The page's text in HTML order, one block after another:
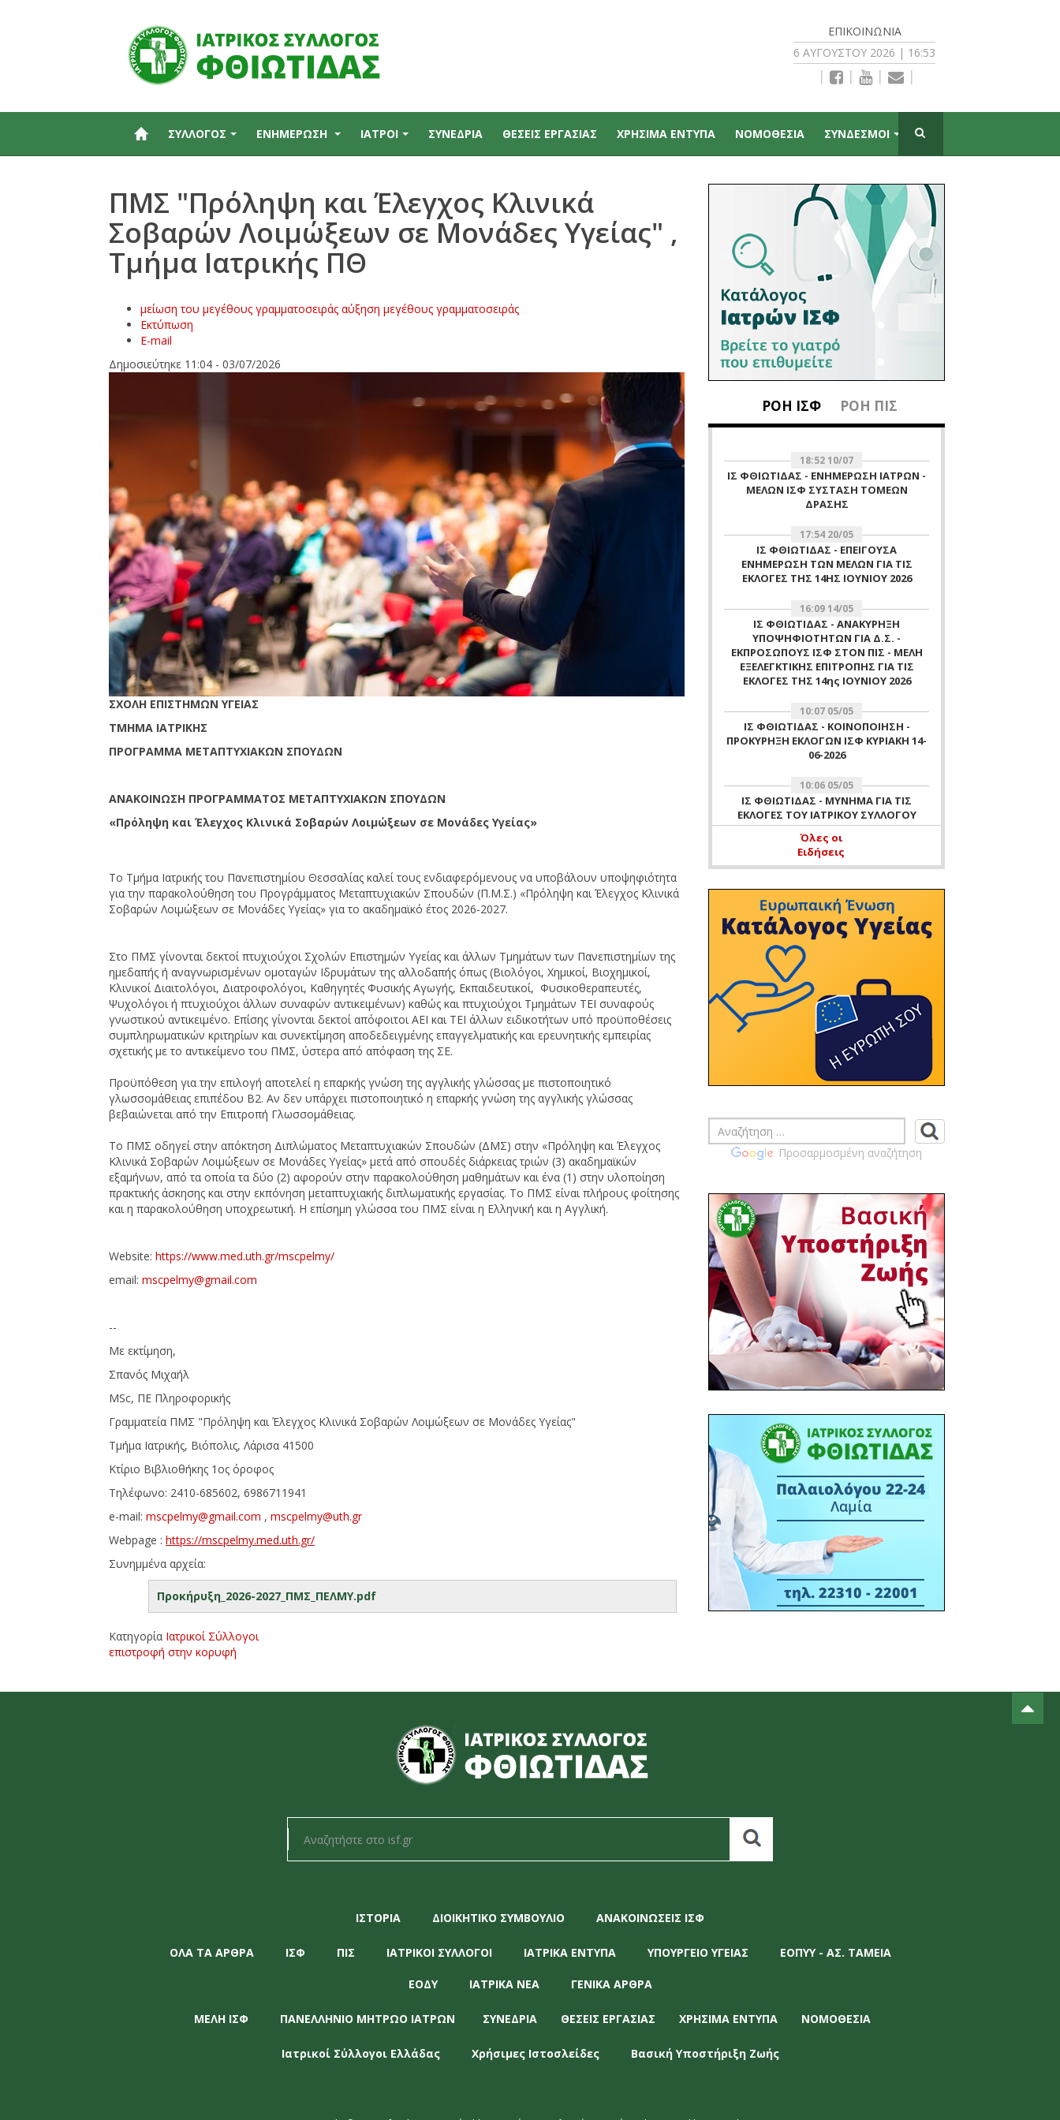
ΕΠΙΚΟΙΝΩΝΊΑ
6 ΑΥΓΟΎΣΤΟΥ 2026 | 16:53
| | | |
ΣΥΛΛΟΓΟΣ ΕΝΗΜΕΡΩΣΗ ΙΑΤΡΟΙ ΣΥΝΕΔΡΙΑ ΘΕΣΕΙΣ ΕΡΓΑΣΙΑΣ ΧΡΗΣΙΜΑ ΕΝΤΥΠΑ ΝΟΜΟΘΕΣΙΑ ΣΥΝΔΕΣΜΟΙ
ΠΜΣ "Πρόληψη και Έλεγχος Κλινικά
Σοβαρών Λοιμώξεων σε Μονάδες Υγείας" ,
Τμήμα Ιατρικής ΠΘ
μείωση του μεγέθους γραμματοσειράς αύξηση μεγέθους γραμματοσειράς
Εκτύπωση
E-mail
Δημοσιεύτηκε 11:04 - 03/07/2026
ΣΧΟΛΗ ΕΠΙΣΤΗΜΩΝ ΥΓΕΙΑΣ
ΤΜΗΜΑ ΙΑΤΡΙΚΗΣ
ΠΡΟΓΡΑΜΜΑ ΜΕΤΑΠΤΥΧΙΑΚΩΝ ΣΠΟΥΔΩΝ
ΑΝΑΚΟΙΝΩΣΗ ΠΡΟΓΡΑΜΜΑΤΟΣ ΜΕΤΑΠΤΥΧΙΑΚΩΝ ΣΠΟΥΔΩΝ
«Πρόληψη και Έλεγχος Κλινικά Σοβαρών Λοιμώξεων σε Μονάδες Υγείας»
Το Τμήμα Ιατρικής του Πανεπιστημίου Θεσσαλίας καλεί τους ενδιαφερόμενους να υποβάλουν υποψηφιότητα
για την παρακολούθηση του Προγράμματος Μεταπτυχιακών Σπουδών (Π.Μ.Σ.) «Πρόληψη και Έλεγχος Κλινικά
Σοβαρών Λοιμώξεων σε Μονάδες Υγείας» για το ακαδημαϊκό έτος 2026-2027.
Στο ΠΜΣ γίνονται δεκτοί πτυχιούχοι Σχολών Επιστημών Υγείας και άλλων Τμημάτων των Πανεπιστημίων της
ημεδαπής ή αναγνωρισμένων ομοταγών Ιδρυμάτων της αλλοδαπής όπως (Βιολόγοι, Χημικοί, Βιοχημικοί,
Κλινικοί Διαιτολόγοι, Διατροφολόγοι, Καθηγητές Φυσικής Αγωγής, Εκπαιδευτικοί, Φυσικοθεραπευτές,
Ψυχολόγοι ή πτυχιούχοι άλλων συναφών αντικειμένων) καθώς και πτυχιούχοι Τμημάτων ΤΕΙ συναφούς
γνωστικού αντικειμένο. Επίσης γίνονται δεκτοί απόφοιτοι ΑΕΙ και ΤΕΙ άλλων ειδικοτήτων υπό προϋποθέσεις
συμπληρωματικών κριτηρίων και συνεκτίμηση αποδεδειγμένης επαγγελματικής και ερευνητικής εμπειρίας
σχετικής με το αντικείμενο του ΠΜΣ, ύστερα από απόφαση της ΣΕ.
Προϋπόθεση για την επιλογή αποτελεί η επαρκής γνώση της αγγλικής γλώσσας με πιστοποιητικό
γλωσσομάθειας επιπέδου Β2. Αν δεν υπάρχει πιστοποιητικό η επαρκής γνώση της αγγλικής γλώσσας
βεβαιώνεται από την Επιτροπή Γλωσσομάθειας.
Tο ΠΜΣ οδηγεί στην απόκτηση Διπλώματος Μεταπτυχιακών Σπουδών (ΔΜΣ) στην «Πρόληψη και Έλεγχος
Κλινικά Σοβαρών Λοιμώξεων σε Μονάδες Υγείας» μετά από σπουδές διάρκειας τριών (3) ακαδημαϊκών
εξαμήνων, από τα οποία τα δύο (2) αφορούν στην παρακολούθηση μαθημάτων και ένα (1) στην υλοποίηση
πρακτικής άσκησης και στην εκπόνηση μεταπτυχιακής διπλωματικής εργασίας. Το ΠΜΣ είναι πλήρους φοίτησης
και η παρακολούθηση υποχρεωτική. Η επίσημη γλώσσα του ΠΜΣ είναι η Ελληνική και η Αγγλική.
Website: https://www.med.uth.gr/mscpelmy/
email: mscpelmy@gmail.com
--
Με εκτίμηση,
Σπανός Μιχαήλ
MSc, ΠΕ Πληροφορικής
Γραμματεία ΠΜΣ "Πρόληψη και Έλεγχος Κλινικά Σοβαρών Λοιμώξεων σε Μονάδες Υγείας"
Τμήμα Ιατρικής, Βιόπολις, Λάρισα 41500
Κτίριο Βιβλιοθήκης 1ος όροφος
Τηλέφωνο: 2410-685602, 6986711941
e-mail: mscpelmy@gmail.com , mscpelmy@uth.gr
Webpage : https://mscpelmy.med.uth.gr/
Συνημμένα αρχεία:
Προκήρυξη_2026-2027_ΠΜΣ_ΠΕΛΜΥ.pdf
Κατηγορία Ιατρικοί Σύλλογοι
επιστροφή στην κορυφή
ΡΟΗ ΙΣΦ ΡΟΗ ΠΙΣ
18:52 10/07
ΙΣ ΦΘΙΩΤΙΔΑΣ - ΕΝΗΜΕΡΩΣΗ ΙΑΤΡΩΝ -
ΜΕΛΩΝ ΙΣΦ ΣΥΣΤΑΣΗ ΤΟΜΕΩΝ
ΔΡΑΣΗΣ
17:54 20/05
ΙΣ ΦΘΙΩΤΙΔΑΣ - ΕΠΕΙΓΟΥΣΑ
ΕΝΗΜΕΡΩΣΗ ΤΩΝ ΜΕΛΩΝ ΓΙΑ ΤΙΣ
ΕΚΛΟΓΕΣ ΤΗΣ 14ΗΣ ΙΟΥΝΙΟΥ 2026
16:09 14/05
ΙΣ ΦΘΙΩΤΙΔΑΣ - ΑΝΑΚΥΡΗΞΗ
ΥΠΟΨΗΦΙΟΤΗΤΩΝ ΓΙΑ Δ.Σ. -
ΕΚΠΡΟΣΩΠΟΥΣ ΙΣΦ ΣΤΟΝ ΠΙΣ - ΜΕΛΗ
ΕΞΕΛΕΓΚΤΙΚΗΣ ΕΠΙΤΡΟΠΗΣ ΓΙΑ ΤΙΣ
ΕΚΛΟΓΕΣ ΤΗΣ 14ης ΙΟΥΝΙΟΥ 2026
10:07 05/05
ΙΣ ΦΘΙΩΤΙΔΑΣ - ΚΟΙΝΟΠΟΙΗΣΗ -
ΠΡΟΚΥΡΗΞΗ ΕΚΛΟΓΩΝ ΙΣΦ ΚΥΡΙΑΚΗ 14-
06-2026
10:06 05/05
ΙΣ ΦΘΙΩΤΙΔΑΣ - ΜΥΝΗΜΑ ΓΙΑ ΤΙΣ
ΕΚΛΟΓΕΣ ΤΟΥ ΙΑΤΡΙΚΟΥ ΣΥΛΛΟΓΟΥ
ΦΘΙΩΤΙΔΑΣ ΤΗΣ 14 ΙΟΥΝΙΟΥ 2026
11:51 16/04
ΕΚΛΟΓΗ ΜΕΛΟΥΣ ΕΞΕΛΕΓΚΤΙΚΗΣ
ΕΠΙΤΡΟΠΗΣ ΙΣΦ 16 ΑΠΡΙΛΙΟΥ 2026 -
ΕΝΗΜΕΡΩΣΗ ΜΗ ΛΕΙΤΟΥΡΓΙΑΣ
ΓΡΑΦΕΙΩΝ ΙΣΦ ΤΗΝ 16-04-2026 ΛΟΓΩ
ΔΙΕΝΕΡΓΕΙΑΣ ΑΡΧΑΙΡΕΣΙΩΝ ΤΟΥ
ΣΥΛΛΟΓΟΥ
10:37 11/04
ΙΣ ΦΘΙΩΤΙΔΑΣ - ΕΥΧΕΣ
11:47 07/04
ΙΣ ΦΘΙΩΤΙΔΑΣ - ΠΡΟΣΚΛΗΣΗ ΓΙΑ
ΠΡΑΓΜΑΤΟΠΟΙΗΣΗ
ΕΚΛΟΓΟΑΠΟΛΟΓΙΣΤΙΚΗΣ ΓΕΝΙΚΗΣ
ΙΣ ΦΘΙΩΤΙΔΑΣ - ΚΟΙΝΟΠΟΙΗΣΗ
ΕΓΓΡΑΦΩΝ ΠΙΣ ΣΧΕΤΙΚΑ ΜΕ ΤΗΝ
ΙΟΥΝΙΟΥ 2026 ΠΡΟΣ ΕΝΗΜΕΡΩΣΗ ΣΑΣ
14:39 03/04
ΙΣ ΦΘΙΩΤΙΔΑΣ - ΠΡΟΣΚΛΗΣΗ ΓΙΑ
ΕΤΗΣΙΑ ΓΕΝΙΚΗ ΣΥΝΕΛΕΥΣΗ ΙΣΦ
ΤΕΤΑΡΤΗ 22-04-2026 19:00 Μ.Μ.
14:02 02/04
ΙΣ ΦΘΙΩΤΙΔΑΣ - ΚΟΙΝΟΠΟΙΗΣΗ
ΠΡΟΚΥΡΗΞΗΣ ΓΙΑ ΔΙΕΝΕΡΓΕΙΑ ΕΚΛΟΓΩΝ
ΓΙΑ ΑΝΑΠΛΗΡΩΣΗ ΜΕΛΟΥΣ
ΕΞΕΛΕΓΚΤΙΚΗΣ ΕΠΙΤΡΟΠΗΣ
11:03 30/03
πάνελ του Επιμελητηρίου
Φθιώτιδας στο STAR FORUM IV
15:38 13/03
ΙΣ ΦΘΙΩΤΙΔΑΣ - ΔΕΛΤΙΟ ΤΥΠΟΥ -
ΣΥΝΔΙΟΡΓΑΝΩΣΗ ΕΝΗΜΕΡΩΤΙΚΗΣ
ΕΚΔΗΛΩΣΗ ΙΣΦ ΜΕ ΠΟΛΙΤΙΣΤΙΚΟ
ΣΥΛΛΟΓΟ Μ. ΒΡΥΣΗΣ- 16-03-2026
ΑΙΘΟΥΣΑ ΠΟΛΛΑΠΛΩΝ ΧΡΗΣΕΩΝ Μ.
ΒΡΥΣΗΣ - ΩΡΑ 18:30Μ.Μ.
14:22 06/03
ΠΡΟΣΚΛΗΣ ΣΕ ΕΚΔΗΛΩΣΗ
Όλες οι
Ειδήσεις
Προσαρμοσμένη αναζήτηση
ΙΣΤΟΡΙΑ ΔΙΟΙΚΗΤΙΚΟ ΣΥΜΒΟΥΛΙΟ ΑΝΑΚΟΙΝΩΣΕΙΣ ΙΣΦ
ΟΛΑ ΤΑ ΑΡΘΡΑ ΙΣΦ ΠΙΣ ΙΑΤΡΙΚΟΙ ΣΥΛΛΟΓΟΙ ΙΑΤΡΙΚΑ ΕΝΤΥΠΑ ΥΠΟΥΡΓΕΙΟ ΥΓΕΙΑΣ ΕΟΠΥΥ - ΑΣ. ΤΑΜΕΙΑ
ΕΟΔΥ ΙΑΤΡΙΚΑ ΝΕΑ ΓΕΝΙΚΑ ΑΡΘΡΑ
ΜΕΛΗ ΙΣΦ ΠΑΝΕΛΛΗΝΙΟ ΜΗΤΡΩΟ ΙΑΤΡΩΝ ΣΥΝΕΔΡΙΑ ΘΕΣΕΙΣ ΕΡΓΑΣΙΑΣ ΧΡΗΣΙΜΑ ΕΝΤΥΠΑ ΝΟΜΟΘΕΣΙΑ
Ιατρικοί Σύλλογοι Ελλάδας Χρήσιμες Ιστοσλείδες Βασική Υποστήριξη Ζωής